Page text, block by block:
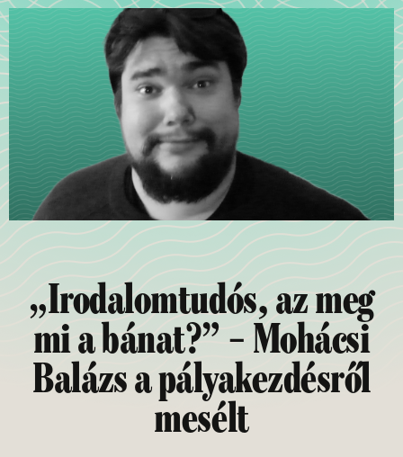
„Irodalomtudós, az meg
mi a bánat?” – Mohácsi
Balázs a pályakezdésről
mesélt